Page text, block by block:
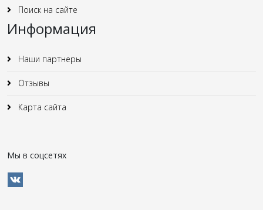
Поиск на сайте
Информация
Наши партнеры
Отзывы
Карта сайта
Мы в соцсетях